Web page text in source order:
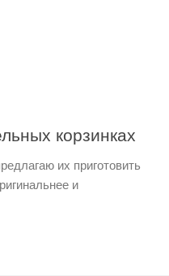
корзинках
их приготовить
и